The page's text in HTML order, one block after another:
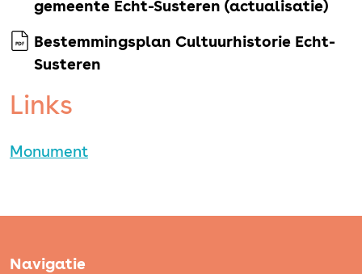
gemeente Echt-Susteren (actualisatie)
Bestemmingsplan Cultuurhistorie Echt-
Susteren
Links
Monument
Navigatie